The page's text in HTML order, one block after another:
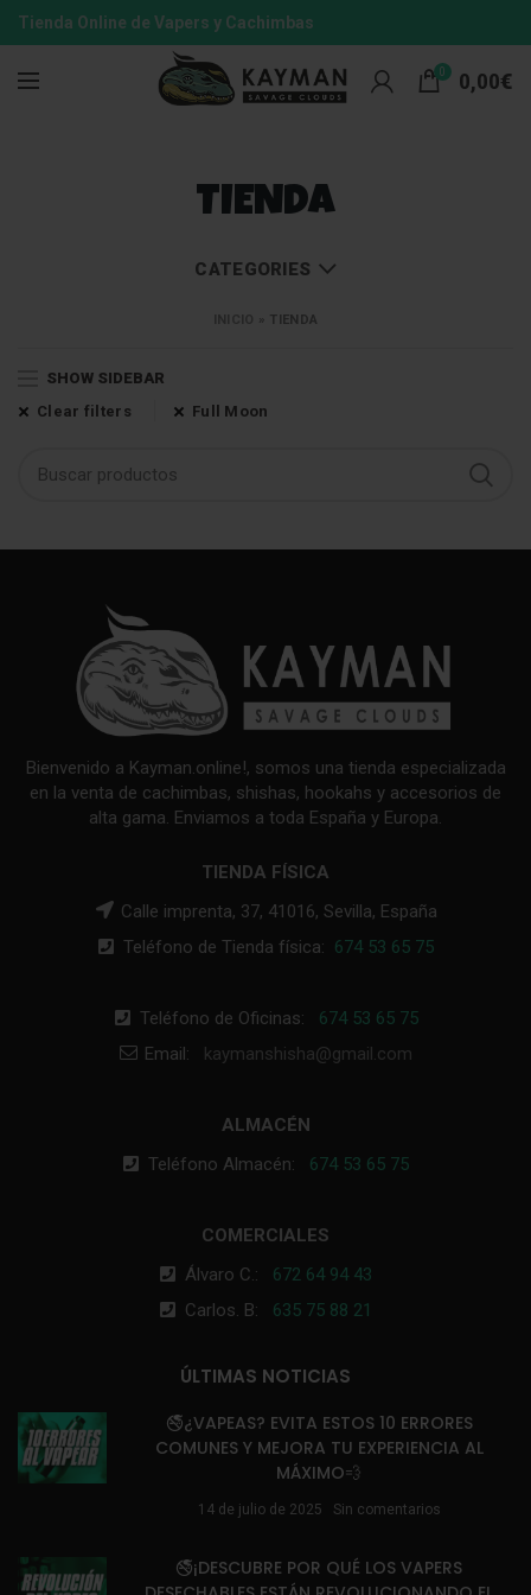
Tienda Online de Vapers y Cachimbas
0 0,00€
TIENDA
CATEGORIES
» TIENDA
SHOW SIDEBAR
Clear filters
Full Moon
Bienvenido a Kayman.online!, somos una tienda especializada
en la venta de cachimbas, shishas, hookahs y accesorios de
alta gama. Enviamos a toda España y Europa.
TIENDA FÍSICA
Calle imprenta, 37, 41016, Sevilla, España
Teléfono de Tienda física: 674 53 65 75
Teléfono de Oficinas: 674 53 65 75
Email: kaymanshisha@gmail.com
ALMACÉN
Teléfono Almacén: 674 53 65 75
COMERCIALES
Álvaro C.: 672 64 94 43
Carlos. B: 635 75 88 21
ÚLTIMAS NOTICIAS
🚭¿VAPEAS? EVITA ESTOS 10 ERRORES
COMUNES Y MEJORA TU EXPERIENCIA AL
MÁXIMO💨
14 de julio de 2025 Sin comentarios
🚭¡DESCUBRE POR QUÉ LOS VAPERS